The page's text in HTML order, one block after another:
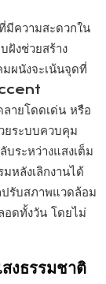
มีความสะดวกใน
งช่วยสร้าง
ผนังจะเน้นจุดที่
ายโดดเด่น หรือ
ยระบบควบคุม
ระหว่างแสงเต็ม
หลังเลิกงานได้
ปรับสภาพแวดล้อม
อดทั้งวัน โดยไม่
งธรรมชาติ